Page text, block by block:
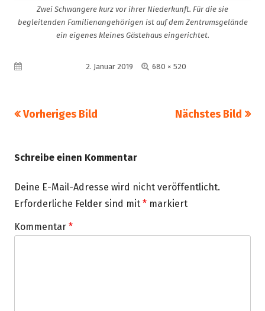
Zwei Schwangere kurz vor ihrer Niederkunft. Für die sie
begleitenden Familienangehörigen ist auf dem Zentrumsgelände
ein eigenes kleines Gästehaus eingerichtet.
Veröffentlicht am2. Januar 2019 Volle
680 × 520
Vorheriges Bild Nächstes Bild
Schreibe einen Kommentar
Deine E-Mail-Adresse wird nicht veröffentlicht.
Erforderliche Felder sind mit * markiert
Kommentar *